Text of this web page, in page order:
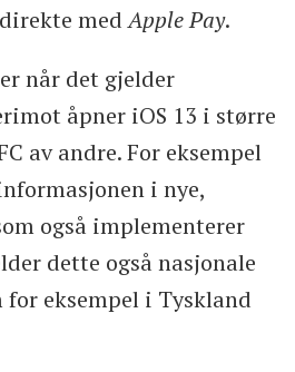
medApple Pay.
når det gjelder
åpner iOS 13 i større
av andre. For eksempel
i nye,
også implementerer
dette også nasjonale
eksempel i Tyskland